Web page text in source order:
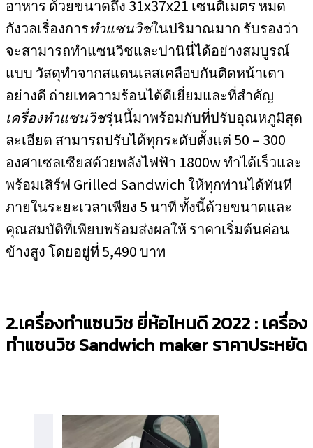
อาหาร ด้วยขนาดถึง 31x37x21 เซนติเมตร หมด
กังวลเรื่องการทำแซนวิชในปริมาณมาก รับรองว่า
จะสามารถทำแซนวิชและปานินี่ได้อย่างสมบูรณ์
แบบ วัสดุทำจากสแตนเลสเคลือบกันติดหน้าเตา
อย่างดี ถ่ายเทความร้อนได้ดีเยี่ยมและที่สำคัญ
เครื่องทำแซนวิชรุ่นนี้มาพร้อมกับที่ปรับอุณหภูมิสุด
ละเอียด สามารถปรับได้ทุกระดับตั้งแต่ 50 – 300
องศาเซลเซียสด้วยพลังไฟฟ้า 1800w ทำได้เร็วและ
พร้อมเสิร์ฟ Grilled Sandwich ให้ทุกท่านได้ทันที
ภายในระยะเวลาเพียง 5 นาที ทั้งนี้ด้วยขนาดและ
คุณสมบัติที่เพียบพร้อมส่งผลให้ ราคาเริ่มต้นค่อน
ข้างสูง โดยอยู่ที่ 5,490 บาท
2.เครื่องทำแซนวิช ยี่ห้อไหนดี 2022 : เครื่อง
ทำแซนวิชSandwich makerราคาประหยัด